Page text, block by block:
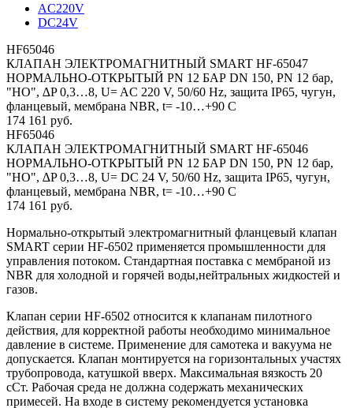
AC220V
DC24V
HF65046
КЛАПАН ЭЛЕКТРОМАГНИТНЫЙ SMART HF-65047
НОРМАЛЬНО-ОТКРЫТЫЙ PN 12 БАР DN 150, PN 12 бар,
"НО", ∆P 0,3…8, U= AC 220 V, 50/60 Hz, защита IP65, чугун,
фланцевый, мембрана NBR, t= -10…+90 C
174 161 руб.
HF65046
КЛАПАН ЭЛЕКТРОМАГНИТНЫЙ SMART HF-65046
НОРМАЛЬНО-ОТКРЫТЫЙ PN 12 БАР DN 150, PN 12 бар,
"НО", ∆P 0,3…8, U= DC 24 V, 50/60 Hz, защита IP65, чугун,
фланцевый, мембрана NBR, t= -10…+90 C
174 161 руб.
Нормально-открытый электромагнитный фланцевый клапан
SMART серии HF-6502 применяется промышленности для
управления потоком. Стандартная поставка с мембраной из
NBR для холодной и горячей воды,нейтральных жидкостей и
газов.
Клапан серии HF-6502 относится к клапанам пилотного
действия, для корректной работы необходимо минимальное
давление в системе. Применение для самотека и вакуума не
допускается. Клапан монтируется на горизонтальных участях
трубопровода, катушкой вверх. Максимальная вязкость 20
сСт. Рабочая среда не должна содержать механических
примесей. На входе в систему рекомендуется установка